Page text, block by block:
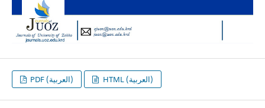
PDF (العربية) HTML (العربية)